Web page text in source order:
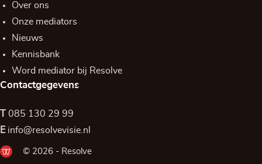
Over ons
Onze mediators
Nieuws
Kennisbank
Word mediator bij Resolve
Contactgegevens
085 130 29 99
E info@resolvevisie.nl
© 2026 - Resolve